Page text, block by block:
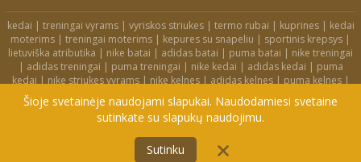
Į KREPŠELĮ
kedai | treningai vyrams| vyriskos striukes| termo rubai | kuprines| kedai
moterims | treningai moterims | kepures su snapeliu | sportinis krepsys |
lietuviška atributika | nike batai | adidas batai | puma batai | nike treningai
| adidas treningai | puma treningai | nike kedai | adidas kedai | puma
kedai | nike striukes vyrams| nike kelnes| adidas kelnes| puma kelnes|
nike kuprines
nike kojines nike treningai moterims
adidas striukes|nike dzemperiai|nike tampres
Didelių dydžių rūbai|Treningai
© 2006-2022 Vulcan.lt
Šioje svetainėje naudojami slapukai. Naudodamiesi svetaine
sutinkate su slapukų naudojimu.
Sutinku